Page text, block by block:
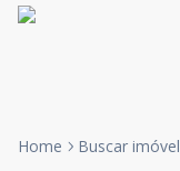
Home Buscar imóvel